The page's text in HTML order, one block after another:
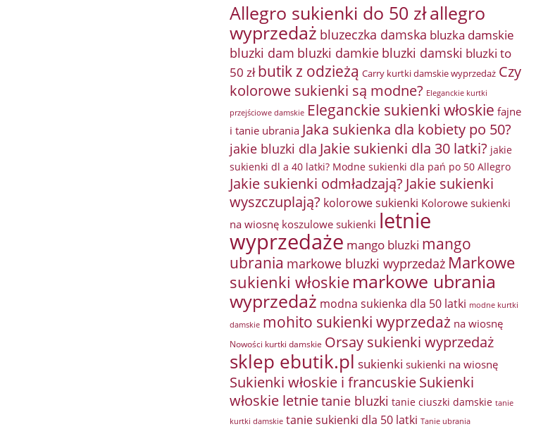
Allegro sukienki do 50 złallegro
wyprzedaż bluzeczka damska bluzka damskie
bluzki dam bluzki damkie bluzki damski bluzki to
50 zł butik z odzieżą Carry kurtki damskie wyprzedaż Czy
kolorowe sukienki są modne? Eleganckie kurtki
przejściowe damskie Eleganckie sukienki włoskie fajne
i tanie ubrania Jaka sukienka dla kobiety po 50?
jakie bluzki dla Jakie sukienki dla 30 latki? jakie
sukienki dl a 40 latki? Modne sukienki dla pań po 50 Allegro
Jakie sukienki odmładzają? Jakie sukienki
wyszczuplają? kolorowe sukienki Kolorowe sukienki
na wiosnę koszulowe sukienki letnie
wyprzedaże mango bluzki mango
ubrania markowe bluzki wyprzedaż Markowe
sukienki włoskie markowe ubrania
wyprzedaż modna sukienka dla 50 latki modne kurtki
damskie mohito sukienki wyprzedaż na wiosnę
Nowości kurtki damskie Orsay sukienki wyprzedaż
sklep ebutik.pl sukienki sukienki na wiosnę
Sukienki włoskie i francuskieSukienki
włoskie letnietanie bluzki tanie ciuszki damskie tanie
kurtki damskie tanie sukienki dla 50 latki Tanie ubrania